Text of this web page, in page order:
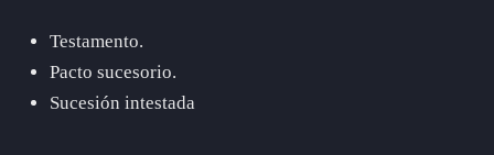
Testamento.
Pacto sucesorio.
Sucesión intestada